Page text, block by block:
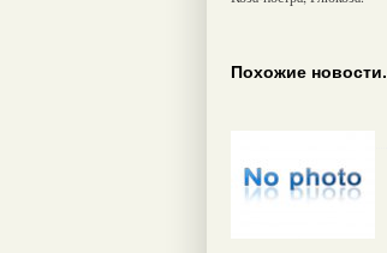
Похожие новости.